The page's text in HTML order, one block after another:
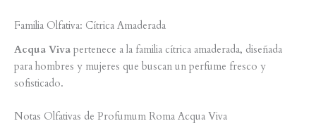
Familia Olfativa: Cítrica Amaderada
Acqua Viva pertenece a la familia cítrica amaderada, diseñada
para hombres y mujeres que buscan un perfume fresco y
sofisticado.
Notas Olfativas de Profumum Roma Acqua Viva